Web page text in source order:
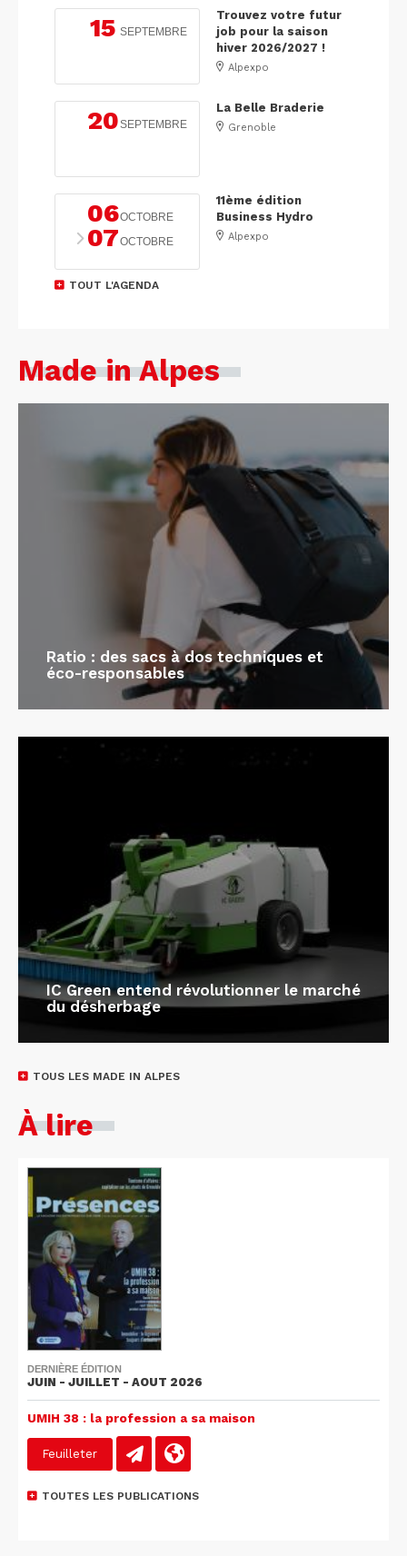
15 SEPTEMBRE
Trouvez votre futur
job pour la saison
hiver 2026/2027 !
Alpexpo
20SEPTEMBRE
La Belle Braderie
Grenoble
06OCTOBRE
07OCTOBRE
11ème édition
Business Hydro
Alpexpo
TOUT L'AGENDA
Made in Alpes
Ratio : des sacs à dos techniques et
éco-responsables
IC Green entend révolutionner le marché
du désherbage
TOUS LES MADE IN ALPES
À lire
DERNIÈRE ÉDITION
JUIN - JUILLET - AOUT 2026
UMIH 38 : la profession a sa maison
Feuilleter
TOUTES LES PUBLICATIONS